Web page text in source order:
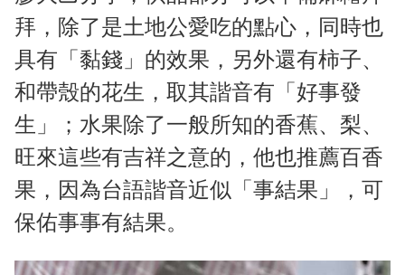
拜，除了是土地公愛吃的點心，同時也
具有「黏錢」的效果，另外還有柿子、
和帶殼的花生，取其諧音有「好事發
生」；水果除了一般所知的香蕉、梨、
旺來這些有吉祥之意的，他也推薦百香
果，因為台語諧音近似「事結果」，可
保佑事事有結果。